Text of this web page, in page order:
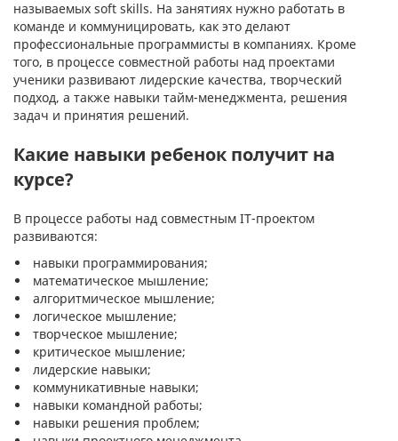
называемых soft skills. На занятиях нужно работать в
команде и коммуницировать, как это делают
профессиональные программисты в компаниях. Кроме
того, в процессе совместной работы над проектами
ученики развивают лидерские качества, творческий
подход, а также навыки тайм-менеджмента, решения
задач и принятия решений.
Какие навыки ребенок получит на
курсе?
В процессе работы над совместным IT-проектом
развиваются:
навыки программирования;
математическое мышление;
алгоритмическое мышление;
логическое мышление;
творческое мышление;
критическое мышление;
лидерские навыки;
коммуникативные навыки;
навыки командной работы;
навыки решения проблем;